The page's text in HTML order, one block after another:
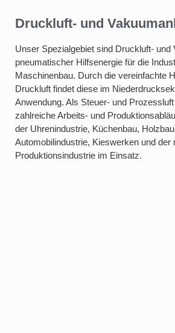
Druckluft- und
Unser Spezialgebiet sind Druckluft- und
pneumatischer Hilfsenergie für die
Maschinenbau. Durch die vereinfachte
Druckluft findet diese im
Anwendung. Als Steuer- und
zahlreiche Arbeits- und
der Uhrenindustrie, Küchenbau,
Automobilindustrie, Kieswerken und der
Produktionsindustrie im Einsatz.